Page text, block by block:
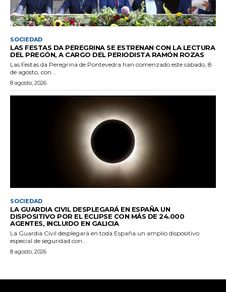
SOCIEDAD
LAS FESTAS DA PEREGRINA SE ESTRENAN CON LA LECTURA
DEL PREGÓN, A CARGO DEL PERIODISTA RAMÓN ROZAS
Las Festas da Peregrina de Pontevedra han comenzado este sábado, 8
de agosto, con...
8 agosto, 2026
SOCIEDAD
LA GUARDIA CIVIL DESPLEGARÁ EN ESPAÑA UN
DISPOSITIVO POR EL ECLIPSE CON MÁS DE 24.000
AGENTES, INCLUIDO EN GALICIA
La Guardia Civil desplegará en toda España un amplio dispositivo
especial de seguridad con...
8 agosto, 2026